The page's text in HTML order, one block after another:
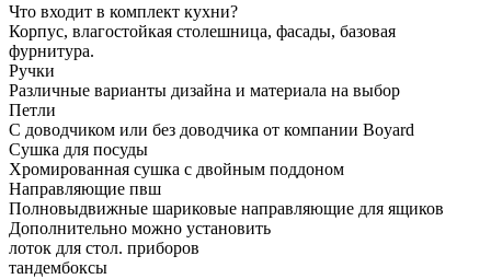
Что входит в комплект кухни?
Корпус, влагостойкая столешница, фасады, базовая
фурнитура.
Ручки
Различные варианты дизайна и материала на выбор
Петли
С доводчиком или без доводчика от компании Boyard
Сушка для посуды
Хромированная сушка с двойным поддоном
Направляющие пвш
Полновыдвижные шариковые направляющие для ящиков
Дополнительно можно установить
лоток для стол. приборов
тандембоксы